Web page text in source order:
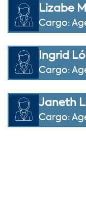
Lizabe
Cargo:
Ingrid
Cargo:
Janeth
Cargo: